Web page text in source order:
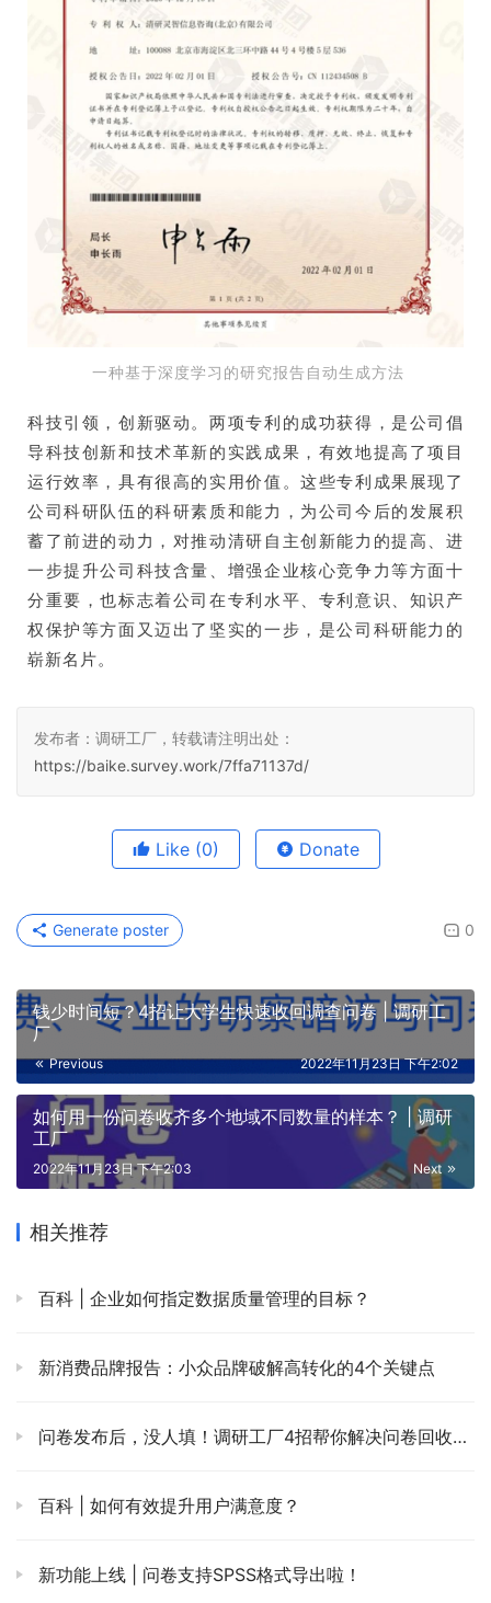
一种基于深度学习的研究报告自动生成方法
科技引领，创新驱动。两项专利的成功获得，是公司倡
导科技创新和技术革新的实践成果，有效地提高了项目
运行效率，具有很高的实用价值。这些专利成果展现了
公司科研队伍的科研素质和能力，为公司今后的发展积
蓄了前进的动力，对推动清研自主创新能力的提高、进
一步提升公司科技含量、增强企业核心竞争力等方面十
分重要，也标志着公司在专利水平、专利意识、知识产
权保护等方面又迈出了坚实的一步，是公司科研能力的
崭新名片。
发布者：调研工厂，转载请注明出处：
https://baike.survey.work/7ffa71137d/
Like (0) Donate
0
Generate poster
钱少时间短？4招让大学生快速收回调查问卷 | 调研工
厂
Previous 2022年11月23日 下午2:02
如何用一份问卷收齐多个地域不同数量的样本？ | 调研
工厂
Next
2022年11月23日 下午2:03
相关推荐
百科 | 企业如何指定数据质量管理的目标？
新消费品牌报告：小众品牌破解高转化的4个关键点
问卷发布后，没人填！调研工厂4招帮你解决问卷回收难题
百科 | 如何有效提升用户满意度？
新功能上线 | 问卷支持SPSS格式导出啦！